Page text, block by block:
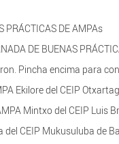
PRÁCTICAS DE AMPAs
DE BUENAS
Pincha encima para
Ekilore del CEIP
Mintxo del CEIP Luis
del CEIP Mukusuluba de